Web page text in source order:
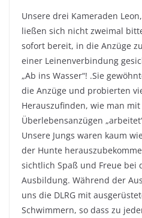
Unsere drei Kameraden
ließen sich nicht zweimal
sofort bereit, in die Anzüge
einer Leinenverbindung
„Ab ins Wasser“! .Sie
die Anzüge und probierten
Herauszufinden, wie man
Überlebensanzügen
Unsere Jungs waren kaum
der Hunte
sichtlich Spaß und Freue bei
Ausbildung. Während der
uns die DLRG mit
Schwimmern, so dass zu